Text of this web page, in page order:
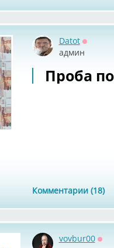
Datot
админ
Проба
Комментарии (18)
vovbur00